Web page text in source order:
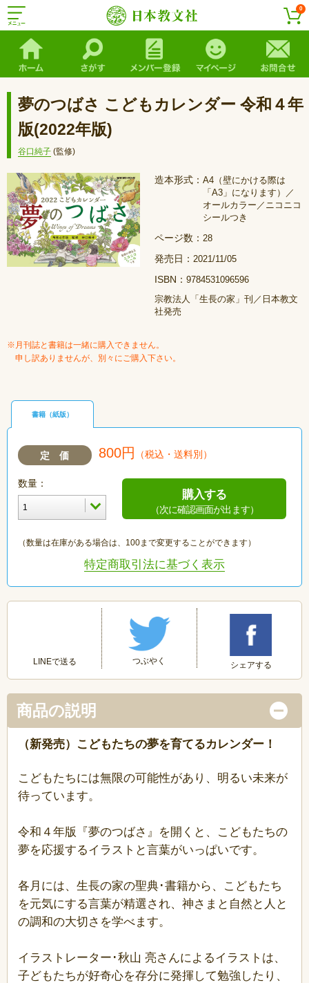
0
夢のつばさ こどもカレンダー 令和４年
版(2022年版)
谷口純子 (監修)
造本形式： A4（壁にかける際は
「A3」になります）／
オールカラー／ニコニコ
シールつき
ページ数： 28
発売日： 2021/11/05
ISBN： 9784531096596
宗教法人「生長の家」刊／日本教文
社発売
※月刊誌と書籍は一緒に購入できません。
申し訳ありませんが、別々にご購入下さい。
書籍（紙版）
定 価 800円 （税込・送料別）
数量：
購入する
（次に確認画面が出ます）
（数量は在庫がある場合は、100まで変更することができます）
特定商取引法に基づく表示
LINEで送る つぶやく シェアする
商品の説明
（新発売）こどもたちの夢を育てるカレンダー！
こどもたちには無限の可能性があり、明るい未来が
待っています。
令和４年版『夢のつばさ』を開くと、こどもたちの
夢を応援するイラストと言葉がいっぱいです。
各月には、生長の家の聖典･書籍から、こどもたち
を元気にする言葉が精選され、神さまと自然と人と
の調和の大切さを学べます。
イラストレーター･秋山 亮さんによるイラストは、
子どもたちが好奇心を存分に発揮して勉強したり、